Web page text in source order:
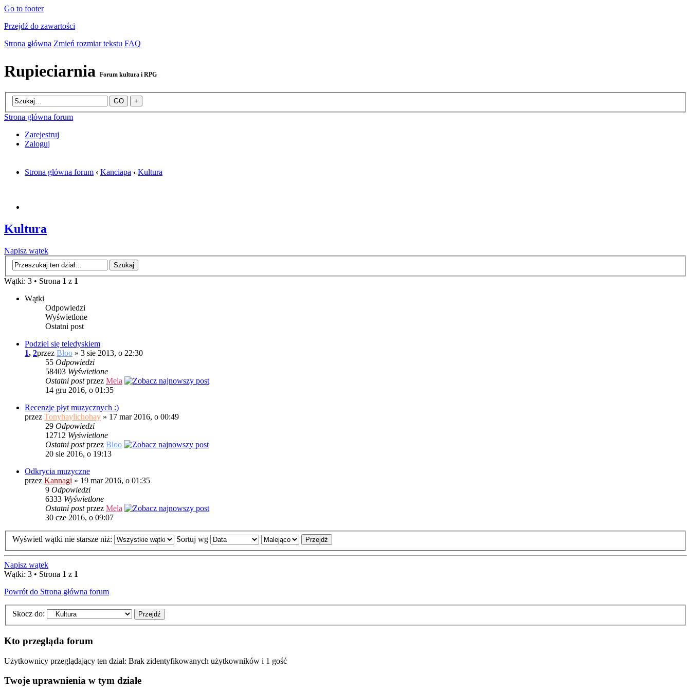
Go to footer
Przejdź do zawartości
Strona główna Zmień rozmiar tekstu FAQ
Rupieciarnia Forum kultura i RPG
Strona główna forum
Zarejestruj
Zaloguj
Strona główna forum ‹ Kanciapa ‹ Kultura
Kultura
Napisz wątek
Wątki: 3 • Strona 1 z 1
Wątki
Odpowiedzi
Wyświetlone
Ostatni post
Podziel się teledyskiem
1, 2przez Bloo » 3 sie 2013, o 22:30
55 Odpowiedzi
58403 Wyświetlone
Ostatni postprzez Mela
14 gru 2016, o 01:35
Recenzje płyt muzycznych :)
przez Tonyhaylichohay » 17 mar 2016, o 00:49
29 Odpowiedzi
12712 Wyświetlone
Ostatni postprzez Bloo
20 sie 2016, o 19:13
Odkrycia muzyczne
przez Kannagi » 19 mar 2016, o 01:35
9 Odpowiedzi
6333 Wyświetlone
Ostatni postprzez Mela
30 cze 2016, o 09:07
Wyświetl wątki nie starsze niż: Sortuj wg
Napisz wątek
Wątki: 3 • Strona 1 z 1
Powrót do Strona główna forum
Skocz do:
Kto przegląda forum
Użytkownicy przeglądający ten dział: Brak zidentyfikowanych użytkowników i 1 gość
Twoje uprawnienia w tym dziale